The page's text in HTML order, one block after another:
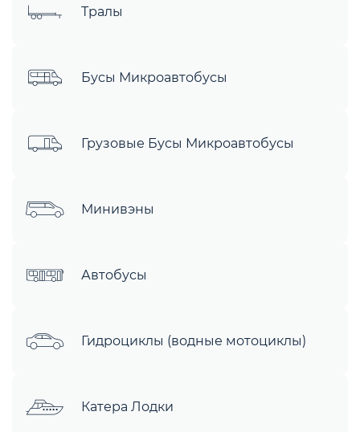
Тралы
Бусы Микроавтобусы
Грузовые Бусы Микроавтобусы
Минивэны
Автобусы
Гидроциклы (водные мотоциклы)
Катера Лодки